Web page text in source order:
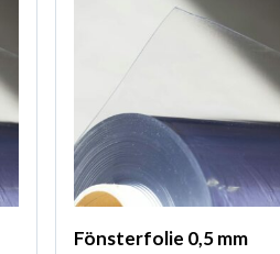
Fönsterfolie 0,5 mm